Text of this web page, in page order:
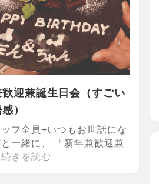
歓迎兼誕生日会（すごい
）
フ全員+いつもお世話にな
一緒に、 「新年兼歓迎兼
きを読む